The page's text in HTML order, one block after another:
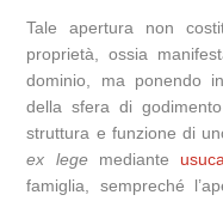
Tale apertura non
proprietà, ossia
dominio, ma ponendo
della sfera di
struttura e funzione di
ex legemediante
famiglia, sempreché